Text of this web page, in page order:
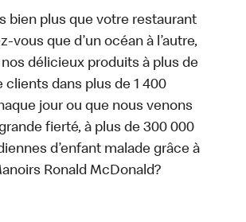
bien plus que votre restaurant
vous que d’un océan à l’autre,
délicieux produits à plus de
clients dans plus de 1 400
jour ou que nous venons
fierté, à plus de 300 000
d’enfant malade grâce à
Ronald McDonald?